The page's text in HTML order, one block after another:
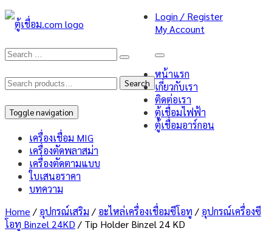
Search
for:
Search
Toggle navigation
Login / Register
My Account
หน้าแรก
เกี่ยวกับเรา
ติดต่อเรา
ตู้เชื่อมไฟฟ้า
ตู้เชื่อมอาร์กอน
เครื่องเชื่อม MIG
เครื่องตัดพลาสม่า
เครื่องตัดตามแบบ
ใบเสนอราคา
บทความ
Home / อุปกรณ์เสริม / อะไหล่เครื่องเชื่อมซีโอทู / อุปกรณ์เครื่องซี
โอทู Binzel 24KD / Tip Holder Binzel 24 KD